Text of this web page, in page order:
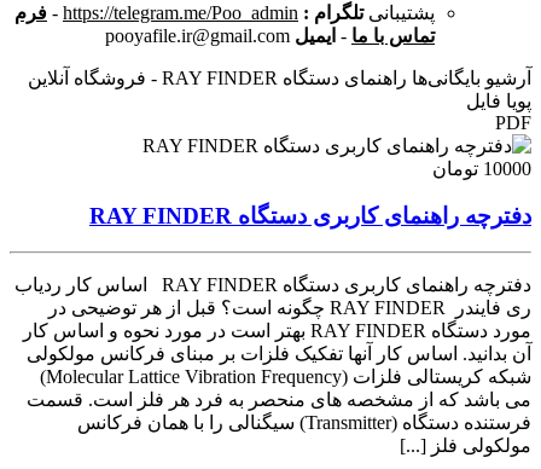
پشتیبانی تلگرام : https://telegram.me/Poo_admin
- فرم
تماس با ما - ایمیل pooyafile.ir@gmail.com
آرشیو بایگانی‌ها راهنمای دستگاه RAY FINDER - فروشگاه آنلاین
پویا فایل
PDF
10000 تومان
دفترچه راهنمای کاربری دستگاه RAY FINDER
دفترچه راهنمای کاربری دستگاه RAY FINDER اساس کار ردیاب
ری فایندر RAY FINDER چگونه است؟ قبل از هر توضیحی در
مورد دستگاه RAY FINDER بهتر است در مورد نحوه و اساس کار
آن بدانید. اساس کار آنها تفکیک فلزات بر مبنای فرکانس مولکولی
شبکه کریستالی فلزات (Molecular Lattice Vibration Frequency)
می باشد که از مشخصه های منحصر به فرد هر فلز است. قسمت
فرستنده دستگاه (Transmitter) سیگنالی را با همان فرکانس
مولکولی فلز [...]